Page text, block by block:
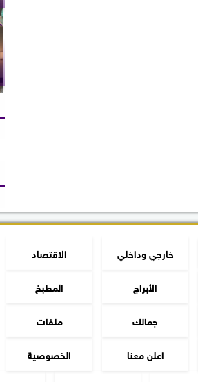
خارجي وداخلي الاقتصاد
الأبراج المطبخ
جمالك ملفات
اعلن معنا الخصوصية